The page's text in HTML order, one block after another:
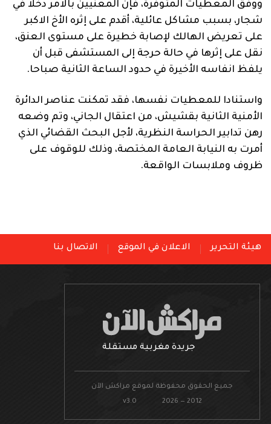
ووفق المعطيات المتوفرة، فإن المعنيين بالامر دخلا في
شجار، بسبب مشاكل عائلية، أقدم على إثره الأخ الاكبر
على تعريض الهالك لإصابة خطيرة على مستوى العنق،
نقل على إثرها في حالة حرجة إلى المستشفى قبل أن
يلفظ انفاسه الأخيرة في حدود الساعة الثانية صباحا.
واستنادا للمعطيات نفسها، فقد تمكنت عناصر الدائرة
الأمنية الثانية بقشيش، من اعتقال الجاني، وتم وضعه
رهن تدابير الحراسة النظرية، لأجل البحث القضائي الذي
أمرت به النيابة العامة المختصة، وذلك للوقوف على
ظروف وملابسات الواقعة.
هيئة التحرير الاعلان في الموقع الاتصال بنا
جريدة مغربية مستقلة
جميع الحقوق محفوظة لموقع مراكش الآن
v3.0 2026 — 2012